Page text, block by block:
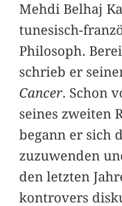
Mehdi Belhaj
tunesisch-
Philosoph.
schrieb er
Cancer. Schon
seines zweiten
begann er sich
zuzuwenden
den letzten
kontrovers